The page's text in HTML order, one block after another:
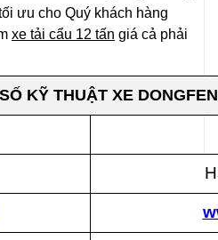
ưu cho Quý khách hàng
xe tải cẩu 12 tấn giá cả phải
KỸ THUẬT XE